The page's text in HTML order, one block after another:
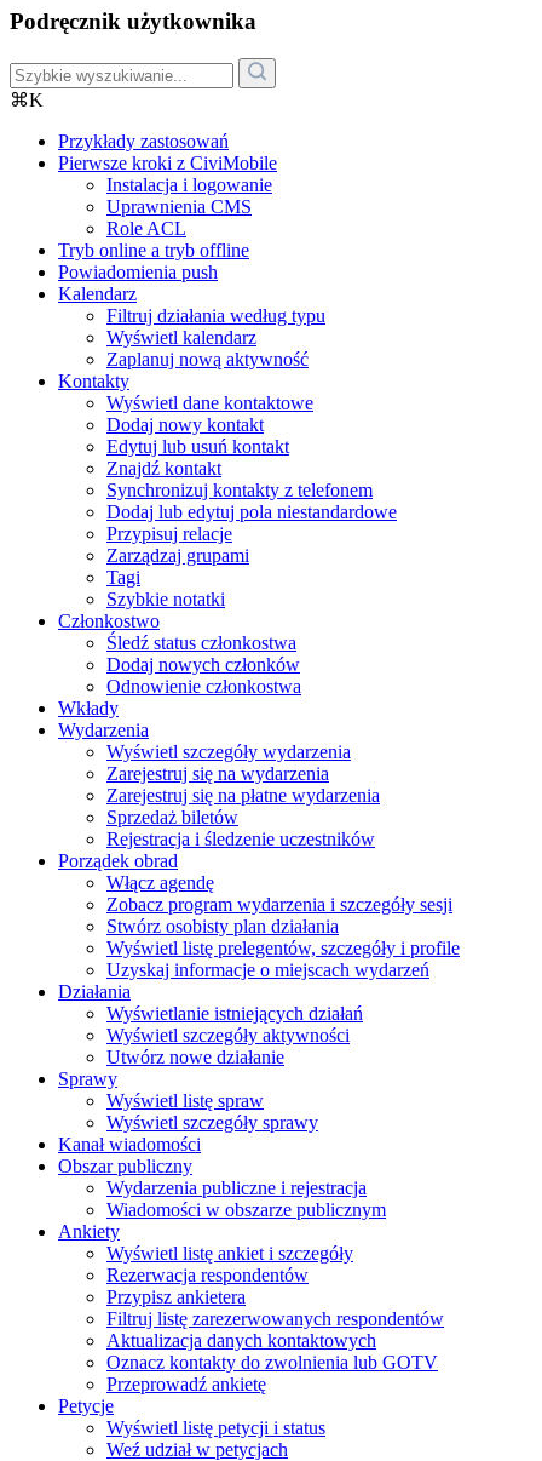
Podręcznik użytkownika
⌘K
Przykłady zastosowań
Pierwsze kroki z CiviMobile
Instalacja i logowanie
Uprawnienia CMS
Role ACL
Tryb online a tryb offline
Powiadomienia push
Kalendarz
Filtruj działania według typu
Wyświetl kalendarz
Zaplanuj nową aktywność
Kontakty
Wyświetl dane kontaktowe
Dodaj nowy kontakt
Edytuj lub usuń kontakt
Znajdź kontakt
Synchronizuj kontakty z telefonem
Dodaj lub edytuj pola niestandardowe
Przypisuj relacje
Zarządzaj grupami
Tagi
Szybkie notatki
Członkostwo
Śledź status członkostwa
Dodaj nowych członków
Odnowienie członkostwa
Wkłady
Wydarzenia
Wyświetl szczegóły wydarzenia
Zarejestruj się na wydarzenia
Zarejestruj się na płatne wydarzenia
Sprzedaż biletów
Rejestracja i śledzenie uczestników
Porządek obrad
Włącz agendę
Zobacz program wydarzenia i szczegóły sesji
Stwórz osobisty plan działania
Wyświetl listę prelegentów, szczegóły i profile
Uzyskaj informacje o miejscach wydarzeń
Działania
Wyświetlanie istniejących działań
Wyświetl szczegóły aktywności
Utwórz nowe działanie
Sprawy
Wyświetl listę spraw
Wyświetl szczegóły sprawy
Kanał wiadomości
Obszar publiczny
Wydarzenia publiczne i rejestracja
Wiadomości w obszarze publicznym
Ankiety
Wyświetl listę ankiet i szczegóły
Rezerwacja respondentów
Przypisz ankietera
Filtruj listę zarezerwowanych respondentów
Aktualizacja danych kontaktowych
Oznacz kontakty do zwolnienia lub GOTV
Przeprowadź ankietę
Petycje
Wyświetl listę petycji i status
Weź udział w petycjach